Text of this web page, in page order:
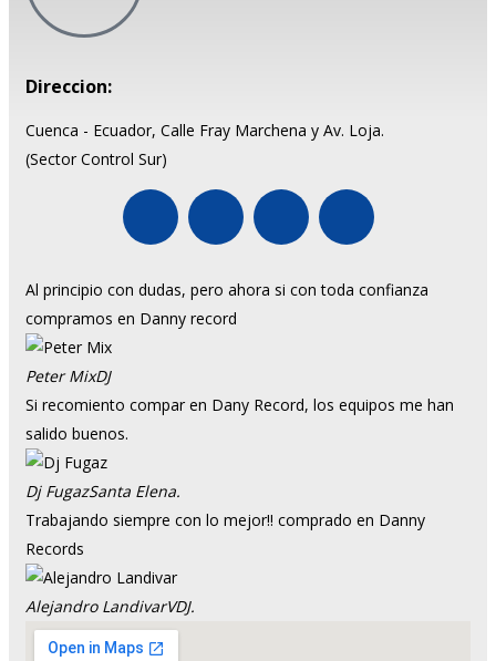
Direccion:
Cuenca - Ecuador, Calle Fray Marchena y Av. Loja.
(Sector Control Sur)
Al principio con dudas, pero ahora si con toda confianza
compramos en Danny record
Peter MixDJ
Si recomiento compar en Dany Record, los equipos me han
salido buenos.
Dj FugazSanta Elena.
Trabajando siempre con lo mejor!! comprado en Danny
Records
Alejandro LandivarVDJ.